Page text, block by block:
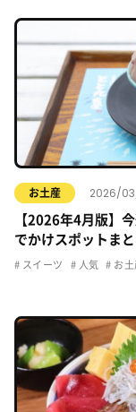
お土産 2026/
【2026年4月版】
でかけスポットま
スイーツ 人気 お土